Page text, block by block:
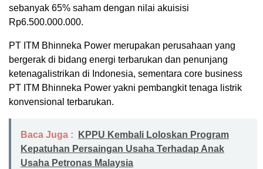
sebanyak 65% saham dengan nilai akuisisi
Rp6.500.000.000.
PT ITM Bhinneka Power merupakan perusahaan yang
bergerak di bidang energi terbarukan dan penunjang
ketenagalistrikan di Indonesia, sementara core business
PT ITM Bhinneka Power yakni pembangkit tenaga listrik
konvensional terbarukan.
Baca Juga :
KPPU Kembali Loloskan Program
Kepatuhan Persaingan Usaha Terhadap Anak
Usaha Petronas Malaysia